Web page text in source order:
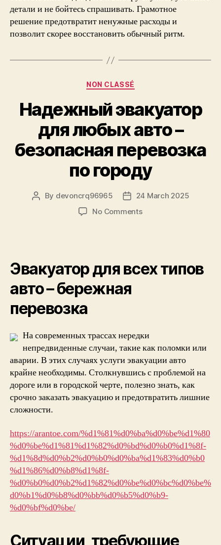
детали и не бойтесь спрашивать. Грамотное
решение предотвратит ненужные расходы и
позволит скорее восстановить обычный ритм.
Categories
NON CLASSÉ
Надежный эвакуатор
для любых авто –
безопасная перевозка
по городу
Post
By devoncrq96965
Post24 March 2025
No Commentson
авто
–
Эвакуатор для всех типов
авто – бережная
перевозка
На современных трассах нередки
непредвиденные случаи, такие как поломки или
аварии. В этих случаях услуги эвакуации авто
крайне необходимы. Столкнувшись с проблемой на
дороге или в городской черте, полезно знать, как
срочно заказать эвакуацию и предотвратить лишние
сложности.
https://arantoe.com/%d1%81%d0%ba%d0%be%d1%80
%d0%be%d1%81%d1%82%d0%bd%d0%b0%d1%8f-
%d1%8d%d0%b2%d0%b0%d0%ba%d1%83%d0%b0
%d1%86%d0%b8%d1%8f-
%d0%b0%d0%b2%d1%82%d0%be%d0%bc%d0%be%
d0%b1%d0%b8%d0%bb%d0%b5%d0%b9-
%d0%bf%d0%be/
Ситуации, требующие